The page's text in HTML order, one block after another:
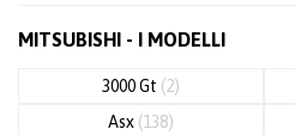
MITSUBISHI - I MODELLI
3000 Gt (2)
Asx (138)